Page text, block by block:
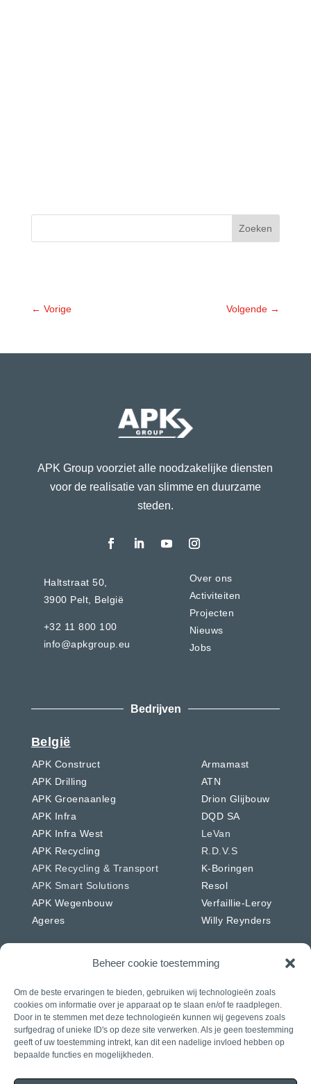
Beheer cookie toestemming
Om de beste ervaringen te bieden, gebruiken wij technologieën zoals
cookies om informatie over je apparaat op te slaan en/of te raadplegen.
Door in te stemmen met deze technologieën kunnen wij gegevens zoals
surfgedrag of unieke ID's op deze site verwerken. Als je geen toestemming
geeft of uw toestemming intrekt, kan dit een nadelige invloed hebben op
bepaalde functies en mogelijkheden.
Zoeken
← Vorige Volgende →
APK Group voorziet alle noodzakelijke diensten
voor de realisatie van slimme en duurzame
steden.
Haltstraat 50,
3900 Pelt, België
+32 11 800 100
info@apkgroup.eu
Over ons
Activiteiten
Projecten
Nieuws
Jobs
Bedrijven
België
APK Construct
APK Drilling
APK Groenaanleg
APK Infra
APK Infra West
APK Recycling
APK Recycling & Transport
APK Smart Solutions
APK Wegenbouw
Ageres
Armamast
ATN
Drion Glijbouw
DQD SA
LeVan
R.D.V.S
K-Boringen
Resol
Verfaillie-Leroy
Willy Reynders
Nederland
APK Energie & Water
APK Telecom
APK Wegenbouw
Duitsland
RSW
Westkabel